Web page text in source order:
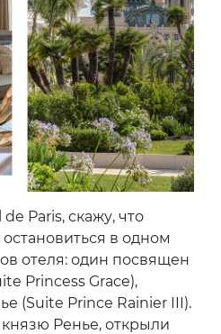
Paris, скажу, что
в одном
отеля: один посвящен
Princess Grace),
(Suite Prince Rainier III).
Ренье, открыли